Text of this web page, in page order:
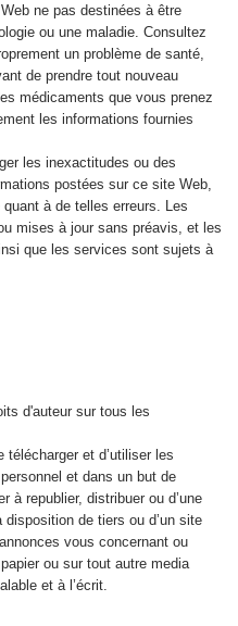
ne pas destinées à être
ou une maladie. Consultez
un problème de santé,
de prendre tout nouveau
médicaments que vous prenez
les informations fournies
les inexactitudes ou des
postées sur ce site Web,
à de telles erreurs. Les
mises à jour sans préavis, et les
que les services sont sujets à
d'auteur sur tous les
télécharger et d’utiliser les
et dans un but de
à republier, distribuer ou d’une
de tiers ou d’un site
vous concernant ou
ou sur tout autre media
et à l’écrit.